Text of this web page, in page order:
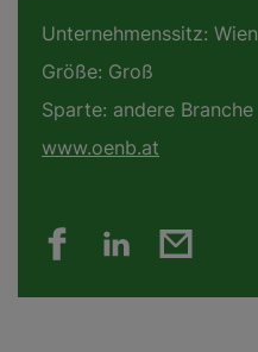
Unternehmenssitz: Wien
Größe: Groß
Sparte: andere Branche
www.oenb.at